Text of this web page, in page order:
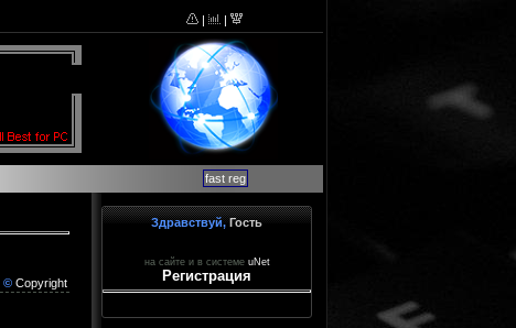
| |
fast reg
© Copyright
Здравствуй,Гость
на сайте и в системе uNet
Регистрация